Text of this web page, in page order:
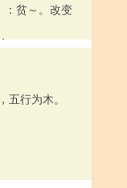
：贫～。改变
～。
勉强去做或本
。～折腾。
五行为木。